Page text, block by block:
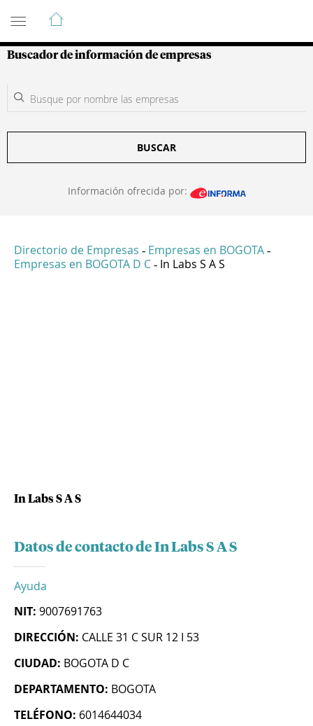
Guía de Empresas Colombianas
Buscador de información de empresas
BUSCAR
Información ofrecida por:
Directorio de Empresas - Empresas en BOGOTA -
Empresas en BOGOTA D C - In Labs S A S
In Labs S A S
Datos de contacto de In Labs S A S
Ayuda
NIT: 9007691763
DIRECCIÓN: CALLE 31 C SUR 12 I 53
CIUDAD: BOGOTA D C
DEPARTAMENTO: BOGOTA
TELÉFONO: 6014644034